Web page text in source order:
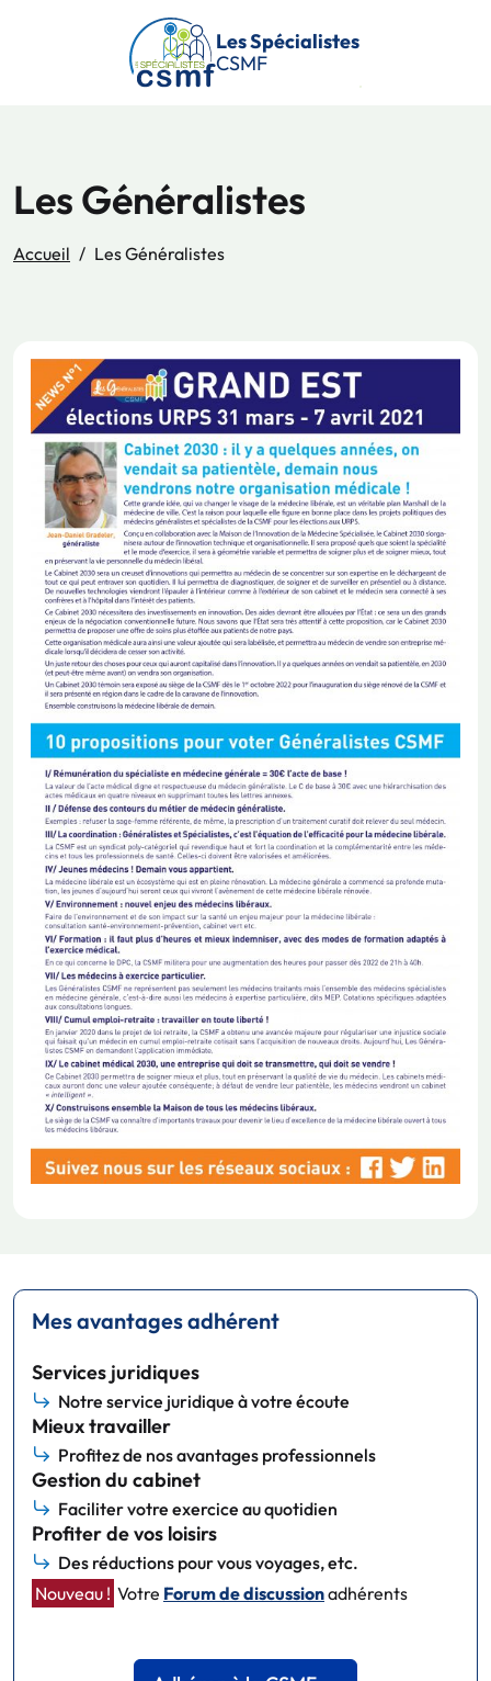
Passer au contenu principal
Les Spécialistes
CSMF
Les Généralistes
Accueil Les Généralistes
Mes avantages adhérent
Services juridiques
Notre service juridique à votre écoute
Mieux travailler
Profitez de nos avantages professionnels
Gestion du cabinet
Faciliter votre exercice au quotidien
Profiter de vos loisirs
Des réductions pour vous voyages, etc.
Nouveau ! Votre Forum de discussionadhérents